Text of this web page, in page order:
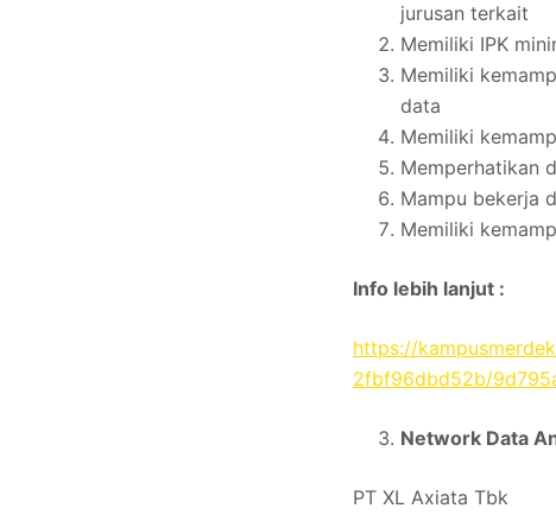
jurusan terkait
Memiliki IPK
Memiliki
data
Memiliki
Memperhatikan
Mampu bekerja
Memiliki
Info lebih lanjut :
https://
2fbf96dbd52b/
Network Data
PT XL Axiata Tbk